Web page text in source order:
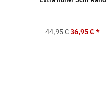
44,95 € 36,95 €*